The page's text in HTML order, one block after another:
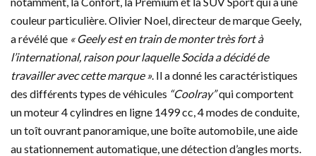
couleur particulière. Olivier Noel, directeur de marque Geely,
a révélé que « Geely est en train de monter très fort à
l’international, raison pour laquelle Socida a décidé de
travailler avec cette marque ». Il a donné les caractéristiques
des différents types de véhicules “Coolray”qui comportent
un moteur 4 cylindres en ligne 1499 cc, 4 modes de conduite,
un toît ouvrant panoramique, une boîte automobile, une aide
au stationnement automatique, une détection d’angles morts.